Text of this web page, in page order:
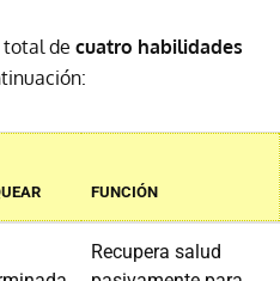
total de cuatro habilidades
FUNCIÓN
Recupera salud